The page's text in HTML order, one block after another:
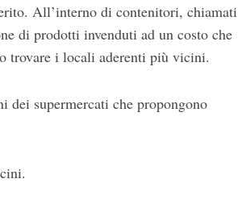
All’interno di contenitori, chiamati
di prodotti invenduti ad un costo che
trovare i locali aderenti più vicini.
dei supermercati che propongono